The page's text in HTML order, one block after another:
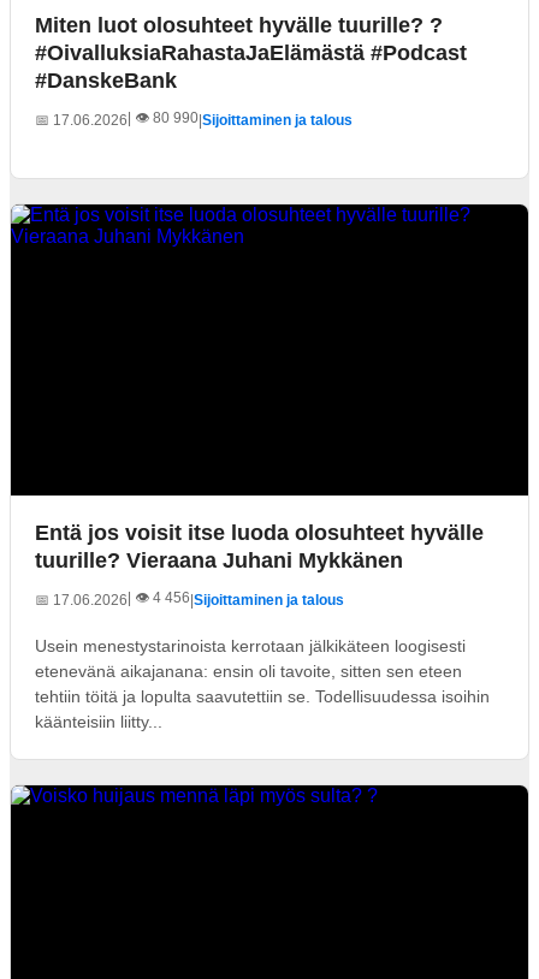
Miten luot olosuhteet hyvälle tuurille? ?
#OivalluksiaRahastaJaElämästä #Podcast
#DanskeBank
📅 17.06.2026 | 👁️ 80 990|Sijoittaminen ja talous
Entä jos voisit itse luoda olosuhteet hyvälle
tuurille? Vieraana Juhani Mykkänen
📅 17.06.2026 | 👁️ 4 456|Sijoittaminen ja talous
Usein menestystarinoista kerrotaan jälkikäteen loogisesti
etenevänä aikajanana: ensin oli tavoite, sitten sen eteen
tehtiin töitä ja lopulta saavutettiin se. Todellisuudessa isoihin
käänteisiin liitty...